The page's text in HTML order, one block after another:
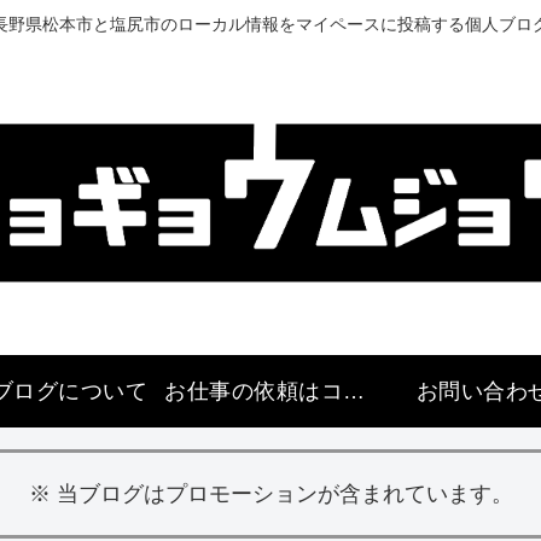
野県松本市と塩尻市のローカル情報をマイペースに投稿する個人ブロ
ログについて お仕事の依頼はコチラ お問い合わ
※ 当ブログはプロモーションが含まれています。